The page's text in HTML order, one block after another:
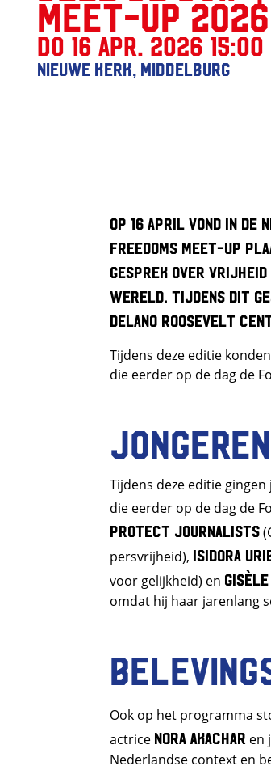
Meet-up 2026
do 16 apr. 2026 15:00
Nieuwe Kerk, Middelburg
Op 16 april vond in de
Freedoms Meet-up
gesprek over vrijheid
wereld. Tijdens dit
Delano Roosevelt
Tijdens deze editie
die eerder op de dag de
Tijdens deze editie
die eerder op de dag de
Protect Journalists
persvrijheid), Isidora
voor gelijkheid) en
omdat hij haar jarenlang
Ook op het programma
actrice Nora Akachar en
Nederlandse context en